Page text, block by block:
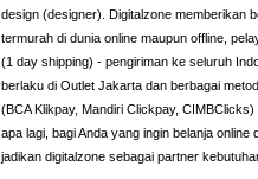
design (designer). Digitalzone memberikan
termurah di dunia online maupun offline,
(1 day shipping) - pengiriman ke seluruh
berlaku di Outlet Jakarta dan berbagai
(BCA Klikpay, Mandiri Clickpay,
apa lagi, bagi Anda yang ingin belanja
jadikan digitalzone sebagai partner